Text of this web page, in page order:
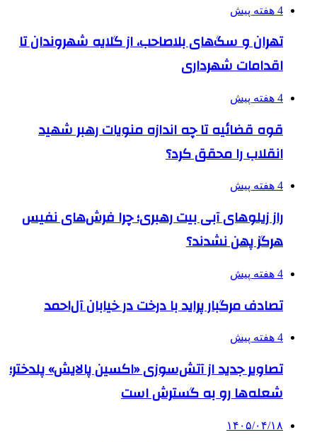
4 هفته پیش
تهران و سگ‌های بلاصاحب، از گلایه شهروندان تا
اقدامات شهرداری
4 هفته پیش
قوه قضائیه تا چه اندازه منویات رهبر شهید
انقلاب را محقق کرد؟
4 هفته پیش
راز زیلوهای آبی بیت رهبری؛ چرا فرش‌های نفیس
هرگز پهن نشدند؟
4 هفته پیش
تصادف مرگبار پراید با درخت در خیابان آل‌احمد
4 هفته پیش
تصاویر جدید از آتش‌سوزی «اکسین پالایش» پلدختر؛
شعله‌ها رو به گسترش است
۱۴۰۵/۰۴/۱۸